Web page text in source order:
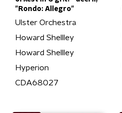
"Rondo: Allegro"
Ulster Orchestra
Howard Shellley
Howard Shellley
Hyperion
CDA68027